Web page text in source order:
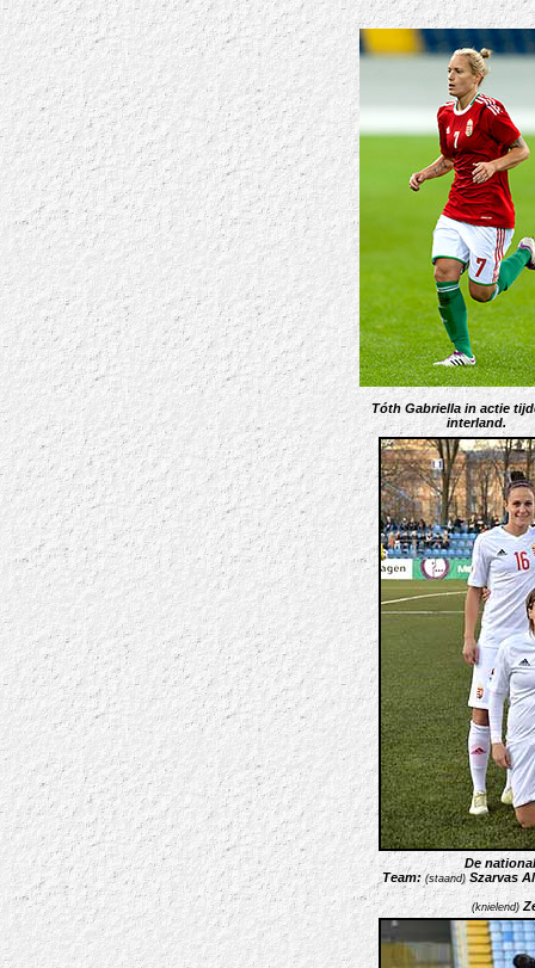
Tóth Gabriella in actie
interland.
De
Team: (staand) Szarvas
(knielend)